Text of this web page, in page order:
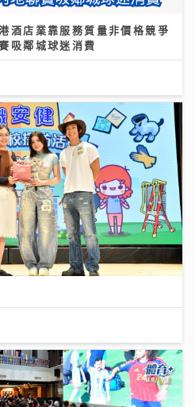
酒店業靠服務質量非價格競爭
吸鄰城球迷消費